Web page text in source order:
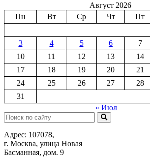
Август 2026
Пн
Вт Ср Чт Пт
3
4 5 6 7
10
11 12 13 14
17
18 19 20 21
24
25 26 27 28
31
« Июл
Поиск:
Адрес: 107078,
г. Москва, улица Новая
Басманная, дом. 9